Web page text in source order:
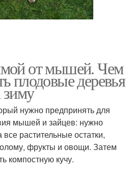
от мышей. Чем
плодовые деревья
зиму
нужно предпринять для
мышей и зайцев: нужно
растительные остатки,
фрукты и овощи. Затем
компостную кучу.